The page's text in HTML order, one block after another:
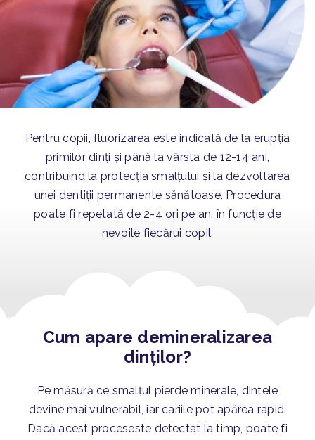
Pentru copii, fluorizarea este indicată de la erupția
primilor dinți și până la vârsta de 12-14 ani,
contribuind la protecția smalțului și la dezvoltarea
unei dentiții permanente sănătoase. Procedura
poate fi repetată de 2-4 ori pe an, în funcție de
nevoile fiecărui copil.
Cum apare demineralizarea
dinților?
Pe măsură ce smalțul pierde minerale, dintele
devine mai vulnerabil, iar cariile pot apărea rapid.
Dacă acest proceseste detectat la timp, poate fi